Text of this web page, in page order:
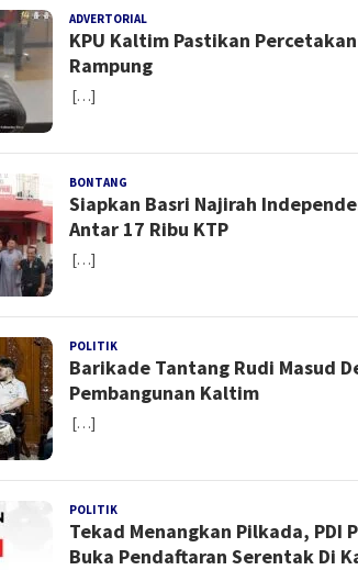
ADVERTORIAL
KPU Kaltim Pastikan
Rampung
[…]
BONTANG
Siapkan Basri Najirah
Antar 17 Ribu KTP
[…]
POLITIK
Barikade Tantang Rudi Masud
Pembangunan Kaltim
[…]
POLITIK
Tekad Menangkan Pilkada, PDI
Buka Pendaftaran Serentak Di